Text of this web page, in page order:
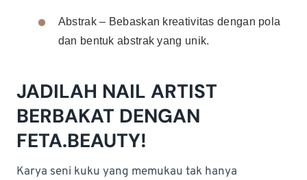
Abstrak – Bebaskan kreativitas dengan pola
dan bentuk abstrak yang unik.
JADILAH NAIL ARTIST
BERBAKAT DENGAN
FETA.BEAUTY!
Karya seni kuku yang memukau tak hanya